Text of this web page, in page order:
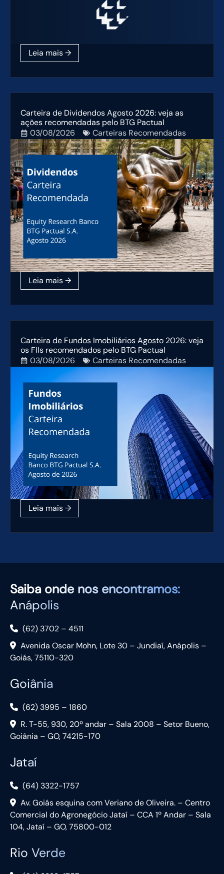
Carteira de Dividendos Agosto 2026: veja as
ações recomendadas pelo BTG Pactual
03/08/2026
Carteiras Recomendadas
Carteira de Fundos Imobiliários Agosto 2026: veja
os FIIs recomendados pelo BTG Pactual
03/08/2026
Carteiras Recomendadas
Saiba onde nos encontramos:
Anápolis
(62) 3702 – 4511
Avenida Oscar Mohn, Lote 30 – Jundiaí, Anápolis –
Goiás, 75110-320
Goiânia
(62) 3995 – 1860
R. T-55, 930, 20º andar – Sala 2008 – Setor Bueno,
Goiânia – GO, 74215-170
Jataí
(64) 3322-1757
Av. Goiás esquina com Veriano de Oliveira. – Centro
Comercial do Agronegócio Jataí – CCA 1º Andar – Sala
104, Jataí – GO, 75800-012
Rio Verde